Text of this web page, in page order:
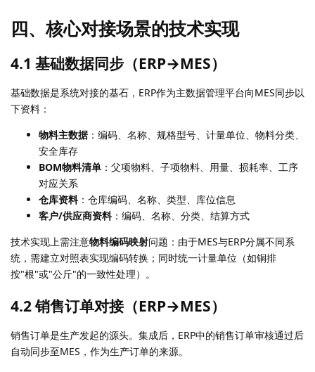
四、核心对接场景的技术实现
4.1 基础数据同步（ERP→MES）
基础数据是系统对接的基石，ERP作为主数据管理平台向MES同步以
下资料：
物料主数据：编码、名称、规格型号、计量单位、物料分类、
安全库存
BOM物料清单 ：父项物料、子项物料、用量、损耗率、工序
对应关系
仓库资料：仓库编码、名称、类型、库位信息
客户/供应商资料：编码、名称、分类、结算方式
技术实现上需注意物料编码映射问题：由于MES与ERP分属不同系
统，需建立对照表实现编码转换；同时统一计量单位（如铜排
按"根"或"公斤"的一致性处理）。
4.2 销售订单对接（ERP→MES）
销售订单是生产发起的源头。集成后，ERP中的销售订单审核通过后
自动同步至MES，作为生产订单的来源。